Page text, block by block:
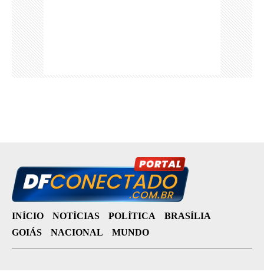
INÍCIO NOTÍCIAS POLÍTICA
BRASÍLIA
GOIÁS
NACIONAL MUNDO